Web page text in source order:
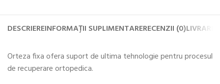
DESCRIEREINFORMAȚII SUPLIMENTARERECENZII (0)LIVRARE
Orteza fixa ofera suport de ultima tehnologie pentru procesul
de recuperare ortopedica.